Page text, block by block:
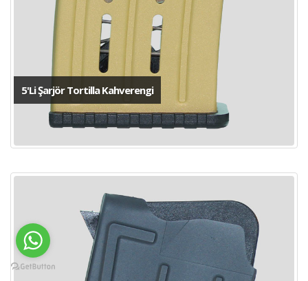
5'Li Şarjör Tortilla Kahverengi